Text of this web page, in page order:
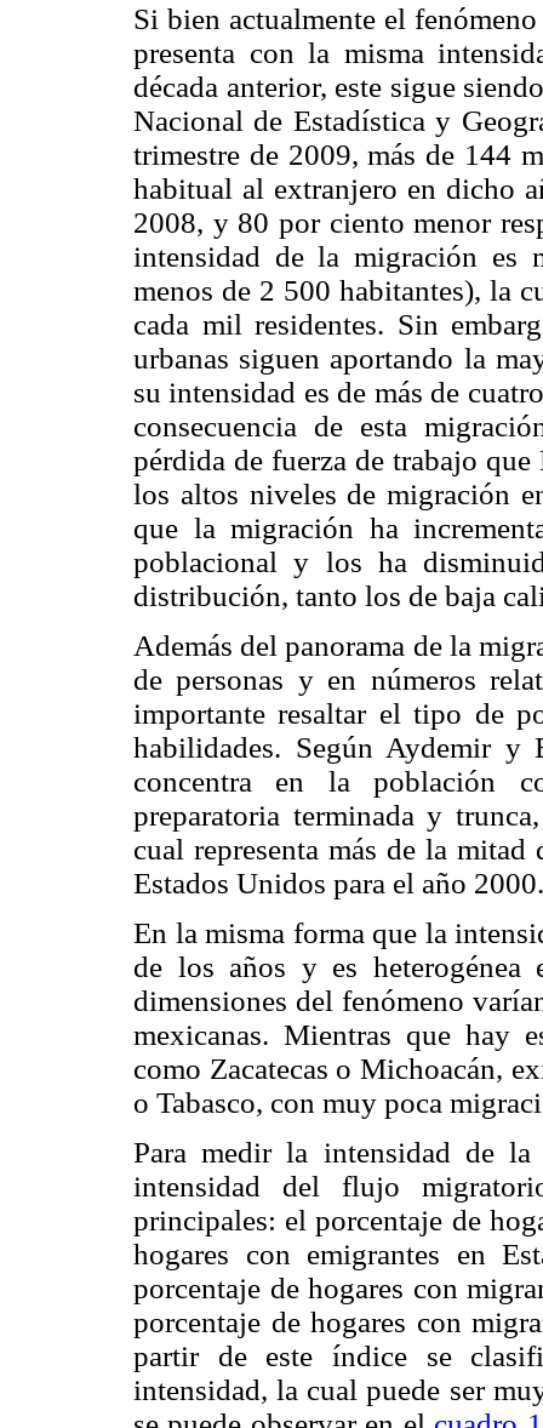
Si bien actualmente el
presenta con la misma
década anterior, este sigue
Nacional de Estadística y
trimestre de 2009, más de 144
habitual al extranjero en dicho
2008, y 80 por ciento menor
intensidad de la migración es
menos de 2 500 habitantes), la
cada mil residentes. Sin
urbanas siguen aportando la
su intensidad es de más de
consecuencia de esta
pérdida de fuerza de trabajo
los altos niveles de migración
que la migración ha
poblacional y los ha
distribución, tanto los de baja
Además del panorama de la
de personas y en números
importante resaltar el tipo de
habilidades. Según Aydemir y
concentra en la población
preparatoria terminada y
cual representa más de la
Estados Unidos para el año 2000.
En la misma forma que la
de los años y es
dimensiones del fenómeno
mexicanas. Mientras que hay
como Zacatecas o Michoacán,
o Tabasco, con muy poca
Para medir la intensidad de
intensidad del flujo
principales: el porcentaje de
hogares con emigrantes en
porcentaje de hogares con
porcentaje de hogares con
partir de este índice se
intensidad, la cual puede ser